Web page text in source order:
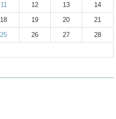
11 12 13
14
18 19 20
21
25 26 27
28